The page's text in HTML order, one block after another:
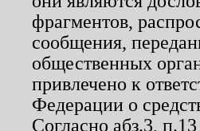
фрагментов,
сообщения,
общественных
привлечено к
Федерации о
Согласно абз.3,